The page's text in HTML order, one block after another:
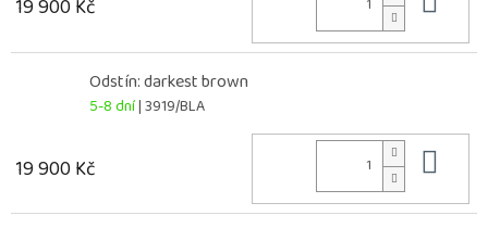
19 900 Kč
Odstín: darkest brown
5-8 dní| 3919/BLA
19 900 Kč